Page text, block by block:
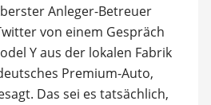
Anleger-Betreuer
von einem Gespräch
Y aus der lokalen Fabrik
Premium-Auto,
Das sei es tatsächlich,